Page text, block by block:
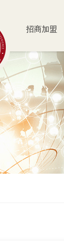
招商加盟